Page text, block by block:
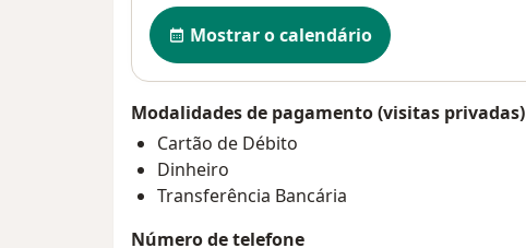
Disponibilidade
Mostrar o calendário
Modalidades de pagamento (visitas privadas)
Cartão de Débito
Dinheiro
Transferência Bancária
Número de telefone